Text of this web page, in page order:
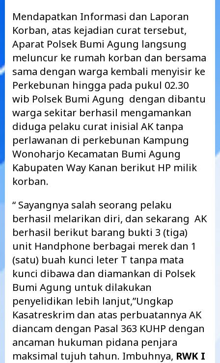
Mendapatkan Informasi dan Laporan
Korban, atas kejadian curat tersebut,
Aparat Polsek Bumi Agung langsung
meluncur ke rumah korban dan bersama
sama dengan warga kembali menyisir ke
Perkebunan hingga pada pukul 02.30
wib Polsek Bumi Agung dengan dibantu
warga sekitar berhasil mengamankan
diduga pelaku curat inisial AK tanpa
perlawanan di perkebunan Kampung
Wonoharjo Kecamatan Bumi Agung
Kabupaten Way Kanan berikut HP milik
korban.
“ Sayangnya salah seorang pelaku
berhasil melarikan diri, dan sekarang AK
berhasil berikut barang bukti 3 (tiga)
unit Handphone berbagai merek dan 1
(satu) buah kunci leter T tanpa mata
kunci dibawa dan diamankan di Polsek
Bumi Agung untuk dilakukan
penyelidikan lebih lanjut,”Ungkap
Kasatreskrim dan atas perbuatannya AK
diancam dengan Pasal 363 KUHP dengan
ancaman hukuman pidana penjara
maksimal tujuh tahun. Imbuhnya, RWK I